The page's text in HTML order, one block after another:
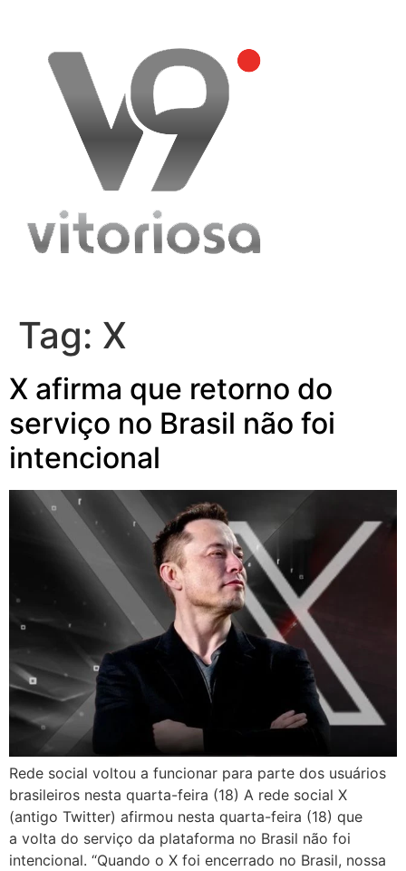
content
Tag: X
X afirma que retorno do
serviço no Brasil não foi
intencional
Rede social voltou a funcionar para parte dos usuários
brasileiros nesta quarta-feira (18) A rede social X
(antigo Twitter) afirmou nesta quarta-feira (18) que
a volta do serviço da plataforma no Brasil não foi
intencional. “Quando o X foi encerrado no Brasil, nossa